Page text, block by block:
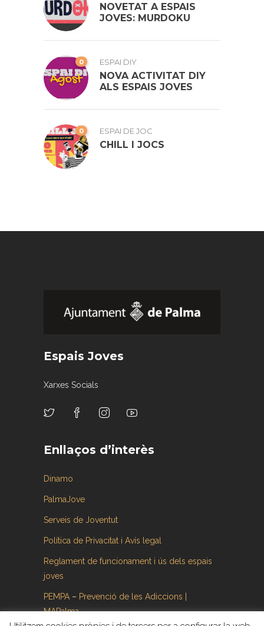
NOVETAT A ESPAIS
JOVES: MURDOKU
0 ESPAI DIY
NOVA ACTIVITAT DIY
ALS ESPAIS JOVES
0 ESPAI DE JOC
CHILL I JOCS
Espais Joves
Xarxes Socials
Enllaços d’interès
Dinamo
PalmaJove
Serveis de Joventut
Política de Privacitat i Avís legal
Reglament de funcionament i ús dels espais
joves
PEMPA – Prevenció de les Adiccions |
MAPalma